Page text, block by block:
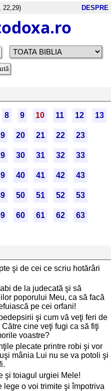
22,29) DESPRE
8 9 10 11 12 13
20 21 22 23
30 31 32 33
40 41 42 43
50 51 52 53
60 61 62 63
şi de cei ce scriu hotărâri
de la judecată şi să
poporului Meu, ca să facă
pe cei orfani!
şi cum vă veţi feri de
cine veţi fugi ca să fiţi
voastre?
plecate printre robi şi vor
mânia Lui nu se va potoli şi
şi toiagul urgiei Mele!
lege o voi trimite şi împotriva